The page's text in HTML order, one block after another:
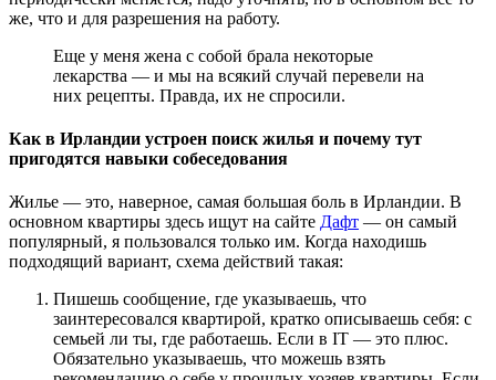
же, что и для разрешения на работу.
Еще у меня жена с собой брала некоторые
лекарства — и мы на всякий случай перевели на
них рецепты. Правда, их не спросили.
Как в Ирландии устроен поиск жилья и почему тут
пригодятся навыки собеседования
Жилье — это, наверное, самая большая боль в Ирландии. В
основном квартиры здесь ищут на сайте Дафт — он самый
популярный, я пользовался только им. Когда находишь
подходящий вариант, схема действий такая:
Пишешь сообщение, где указываешь, что
заинтересовался квартирой, кратко описываешь себя: с
семьей ли ты, где работаешь. Если в IT — это плюс.
Обязательно указываешь, что можешь взять